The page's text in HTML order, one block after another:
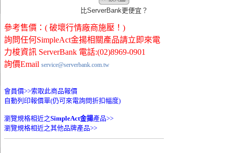
比ServerBank更便宜？
參考售價：( 破壞行情廠商施壓！)
詢問任何SimpleAct金揚相關產品請立即來電
力梭資訊 ServerBank 電話:(02)8969-0901
詢價Email service@serverbank.com.tw
會員價>>索取此商品報價
自動列印報價單(仍可來電詢問折扣幅度)
瀏覽規格相近之SimpleAct金揚產品>>
瀏覽規格相近之其他品牌產品>>